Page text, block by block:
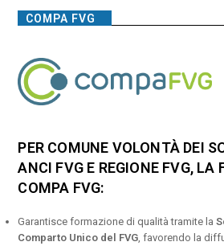
COMPA FVG
PER COMUNE VOLONTÀ DEI
ANCI FVG E REGIONE FVG, LA
COMPA FVG:
Garantisce formazione di qualità tramite la
Comparto Unico del FVG , favorendo la